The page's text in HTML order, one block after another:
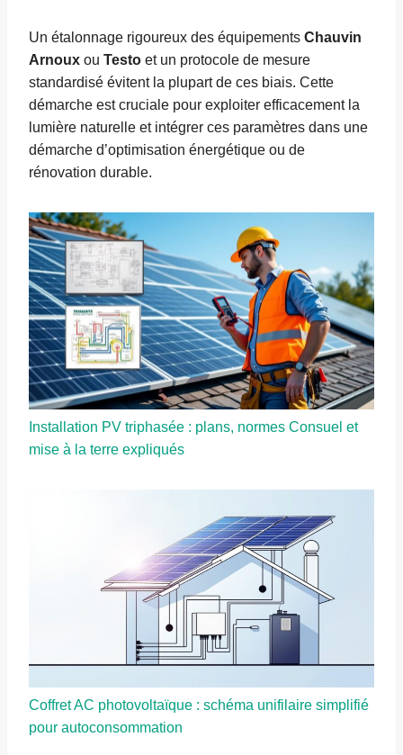
Un étalonnage rigoureux des équipements Chauvin
Arnoux ou Testo et un protocole de mesure
standardisé évitent la plupart de ces biais. Cette
démarche est cruciale pour exploiter efficacement la
lumière naturelle et intégrer ces paramètres dans une
démarche d’optimisation énergétique ou de
rénovation durable.
Installation PV triphasée : plans, normes Consuel et
mise à la terre expliqués
Coffret AC photovoltaïque : schéma unifilaire simplifié
pour autoconsommation